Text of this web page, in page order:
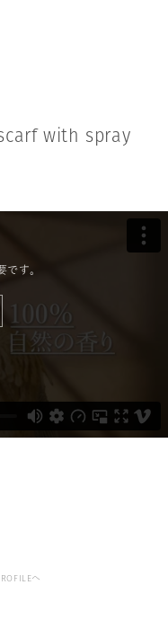
carf with s pray
です。
へ